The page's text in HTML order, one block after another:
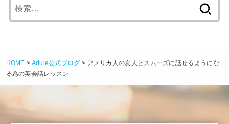
索:
HOME > Adule公式ブログ > アメリカ人の友人とスムーズに話せるようにな
る為の英会話レッスン